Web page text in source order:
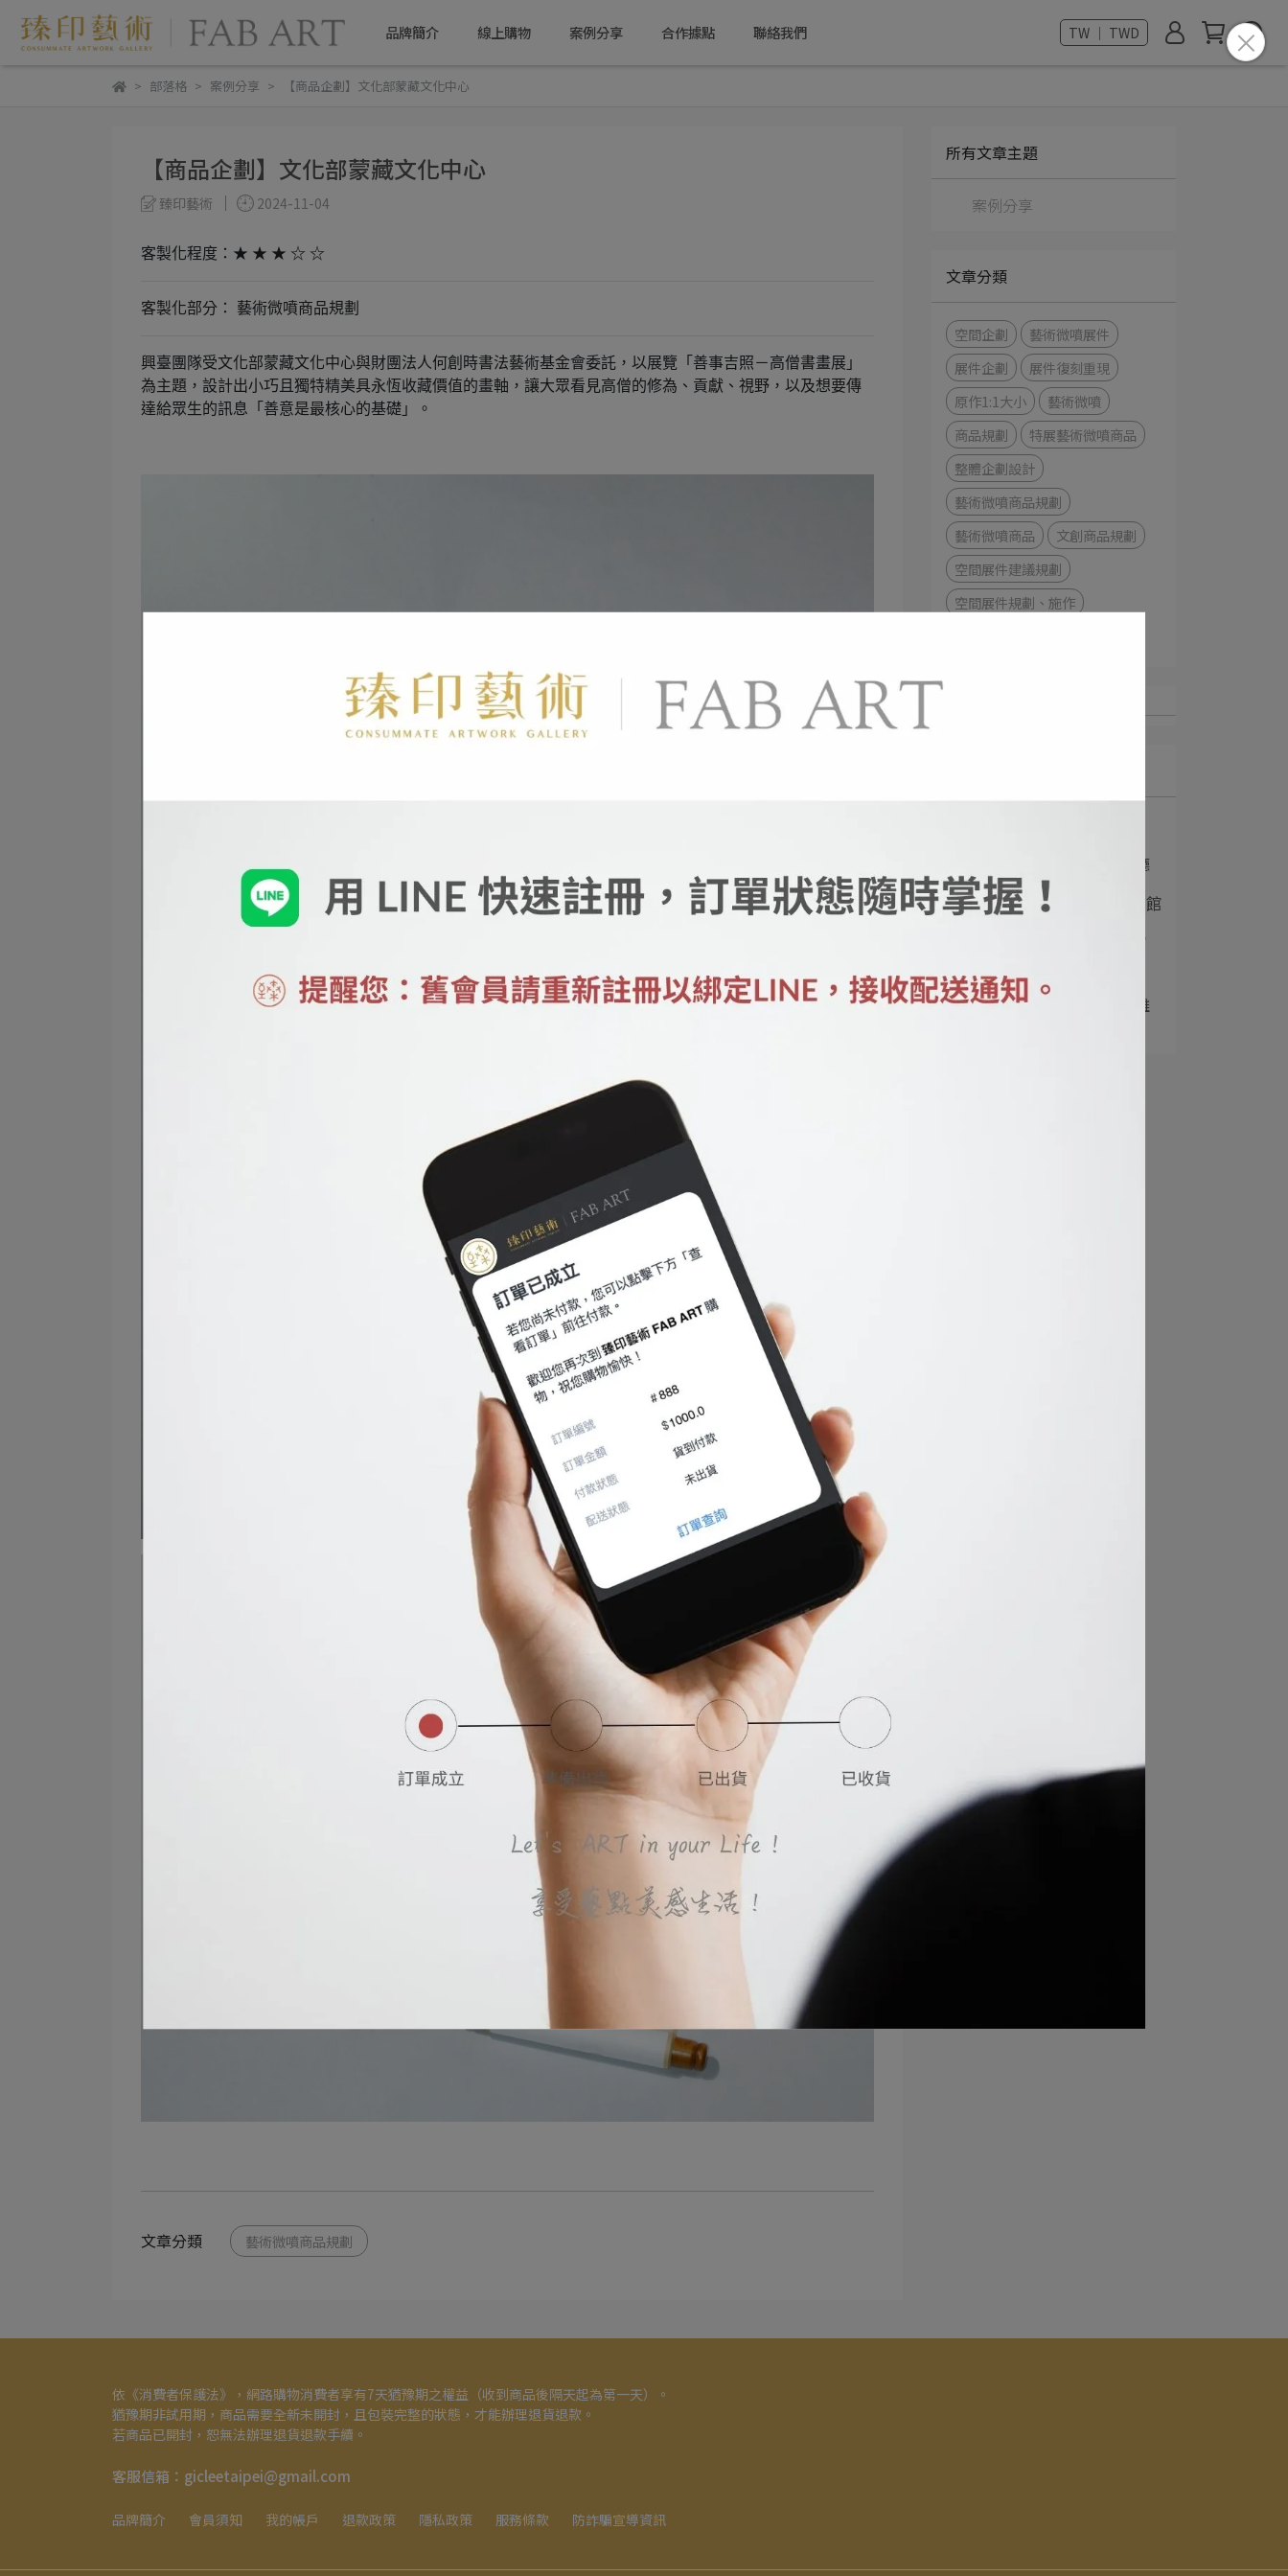
品牌簡介 線上購物 案例分享 合作據點 聯絡我們 TW ｜ TWD
部落格 案例分享 【商品企劃】文化部蒙藏文化中心
【商品企劃】文化部蒙藏文化中心
臻印藝術 2024-11-04
客製化程度：★ ★ ★ ☆ ☆
客製化部分： 藝術微噴商品規劃
興臺團隊受文化部蒙藏文化中心與財團法人何創時書法藝術基金會委託，以展覽「善事吉照－高僧書畫展」
為主題，設計出小巧且獨特精美具永恆收藏價值的畫軸，讓大眾看見高僧的修為、貢獻、視野，以及想要傳
達給眾生的訊息「善意是最核心的基礎」。
文章分類 藝術微噴商品規劃
所有文章主題
案例分享
文章分類
空間企劃
藝術微噴展件
展件企劃
展件復刻重現
原作1:1大小
藝術微噴
商品規劃
特展藝術微噴商品
整體企劃設計
藝術微噴商品規劃
藝術微噴商品
文創商品規劃
空間展件建議規劃
空間展件規劃、施作
【空間企劃】柳梢青 餐廳
3 【空間企劃】長鈺溫泉旅館
【展件企劃】佛陀紀念館
5 【空間企劃】蓮雲寺 大雄
依《消費者保護法》，網路購物消費者享有7天猶豫期之權益（收到商品後隔天起為第一天）。
猶豫期非試用期，商品需要全新未開封，且包裝完整的狀態，才能辦理退貨退款。
若商品已開封，恕無法辦理退貨退款手續。
客服信箱：gicleetaipei@gmail.com
品牌簡介 會員須知 我的帳戶 退款政策 隱私政策 服務條款 防詐騙宣導資訊